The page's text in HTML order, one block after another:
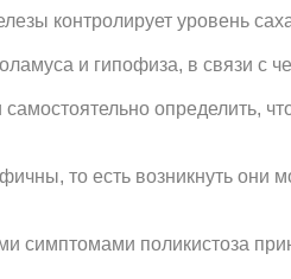
контролирует уровень
и гипофиза, в связи с
определить,
то есть возникнуть они
симптомами поликистоза